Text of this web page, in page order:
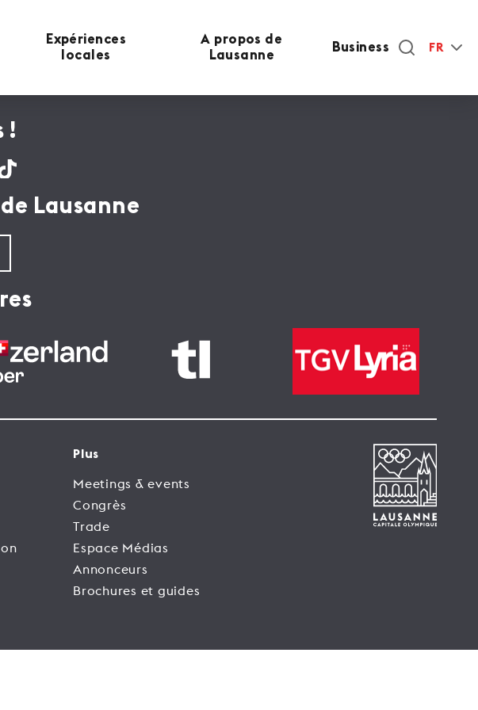
Expériences
locales
A propos de
Lausanne
Business FR
!
Lausanne
Plus
Meetings & events
Congrès
Trade
Espace Médias
Annonceurs
Brochures et guides